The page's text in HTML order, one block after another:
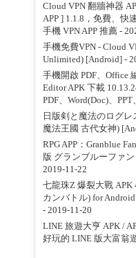
Cloud VPN 翻牆神器
APP ] 1.1.8，免費、快
手機 VPN APP 推薦-
手機免費VPN - Cloud
Unlimited) [Android]-
手機開啟 PDF、Office
Editor APK 下載
PDF、Word(Doc)、
日版剣と魔法のログ
魔法王國 古代女神)
RPG APP：Granblue
版 グランブルーファ
2019-11-22
七龍珠Z 爆裂大戰 APK
カンバトル) for
- 2019-11-20
LINE 旅遊大亨 APK /
好玩的 LINE 版大富翁